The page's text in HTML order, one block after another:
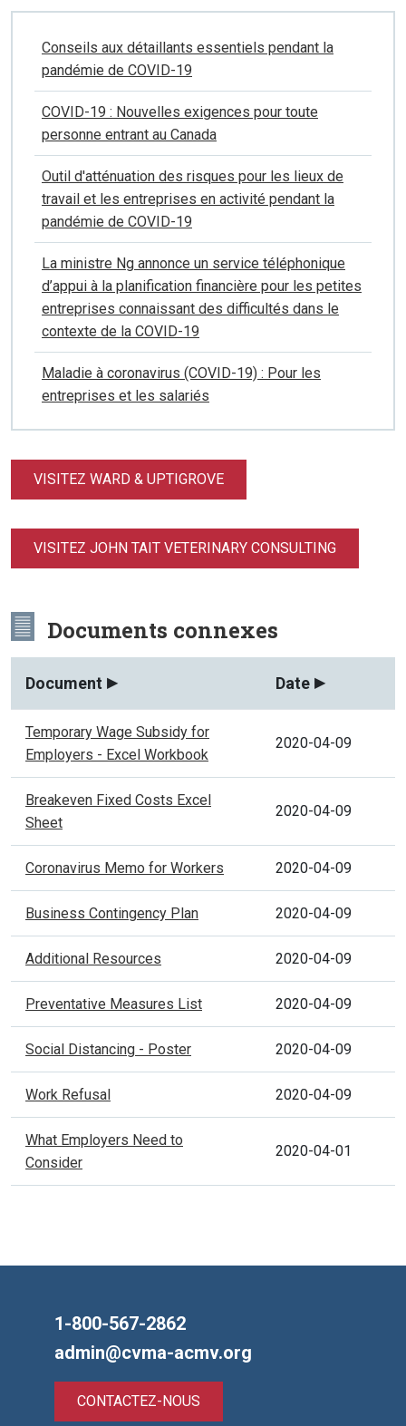
Conseils aux détaillants essentiels pendant la
pandémie de COVID-19
COVID-19 : Nouvelles exigences pour toute
personne entrant au Canada
Outil d'atténuation des risques pour les lieux de
travail et les entreprises en activité pendant la
pandémie de COVID-19
La ministre Ng annonce un service téléphonique
d’appui à la planification financière pour les petites
entreprises connaissant des difficultés dans le
contexte de la COVID-19
Maladie à coronavirus (COVID-19) : Pour les
entreprises et les salariés
VISITEZ WARD & UPTIGROVE
VISITEZ JOHN TAIT VETERINARY CONSULTING
Documents connexes
Document Date
Temporary Wage Subsidy for
Employers - Excel Workbook
2020-04-09
Breakeven Fixed Costs Excel
Sheet
2020-04-09
Coronavirus Memo for Workers 2020-04-09
Business Contingency Plan 2020-04-09
Additional Resources 2020-04-09
Preventative Measures List 2020-04-09
Social Distancing - Poster 2020-04-09
Work Refusal 2020-04-09
What Employers Need to
Consider
2020-04-01
1-800-567-2862
admin@cvma-acmv.org
CONTACTEZ-NOUS